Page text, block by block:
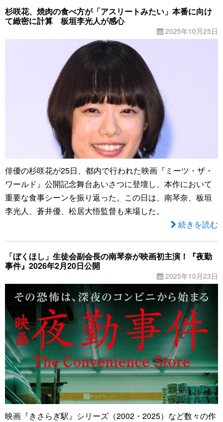
杉咲花、焼肉の食べ方が「アスリートみたい」本番に向け
て緻密に計算 板垣李光人が感心
2025年10月25日
俳優の杉咲花が25日、都内で行われた映画『ミーツ・ザ・
ワールド』公開記念舞台あいさつに登壇し、本作において
重要な食事シーンを振り返った。この日は、南琴奈、板垣
李光人、蒼井優、松居大悟監督も来場した。
続きを読む
「ぼくほし」生徒会副会長の南琴奈が映画初主演！『夜勤
事件』2026年2月20日公開
2025年10月23日
映画『きさらぎ駅』シリーズ（2002・2025）など数々の作